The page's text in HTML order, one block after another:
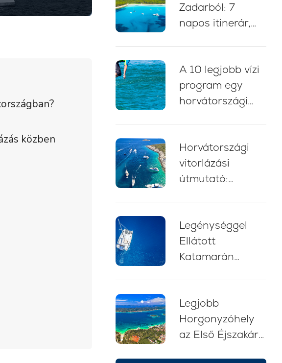
közben
Zadarból: 7
napos itinerár,
kikötési tanácsok
A 10 legjobb vízi
program egy
horvátországi
Horvátországi
vitorlázási
útmutató:
tanácsok
kezdőknek
(2026)
Legénységgel
Ellátott
Katamarán
Stresszmentes
Vitorlás Kaland
Legjobb
Horgonyzóhely
az Első Éjszakára